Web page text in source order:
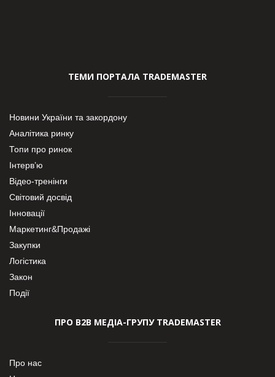
ТЕМИ ПОРТАЛА TRADEMASTER
Новини України та закордону
Аналітика ринку
Топи про ринок
Інтерв’ю
Відео-тренінги
Світовий досвід
Інновації
Маркетинг&Продажі
Закупки
Логістика
Закон
Події
ПРО В2В МЕДІА-ГРУПУ TRADEMASTER
Про нас